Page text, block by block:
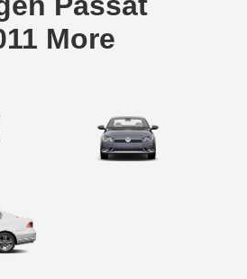
More